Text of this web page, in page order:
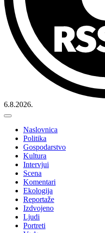
6.8.2026.
Naslovnica
Politika
Gospodarstvo
Kultura
Intervjui
Scena
Komentari
Ekologija
Reportaže
Izdvojeno
Ljudi
Portreti